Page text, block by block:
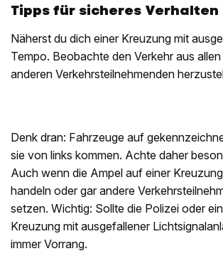
Tipps für sicheres Verhalten
Näherst du dich einer Kreuzung mit
Tempo. Beobachte den Verkehr aus
anderen Verkehrsteilnehmenden
Denk dran: Fahrzeuge auf
sie von links kommen. Achte daher
Auch wenn die Ampel auf einer
handeln oder gar andere
setzen. Wichtig: Sollte die Polizei oder
Kreuzung mit ausgefallener
immer Vorrang.